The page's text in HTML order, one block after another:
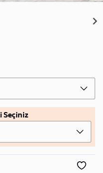
Seçiniz